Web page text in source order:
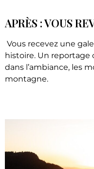
APRÈS : VOUS
Vous recevez une
histoire. Un
dans l’ambiance, les
montagne.